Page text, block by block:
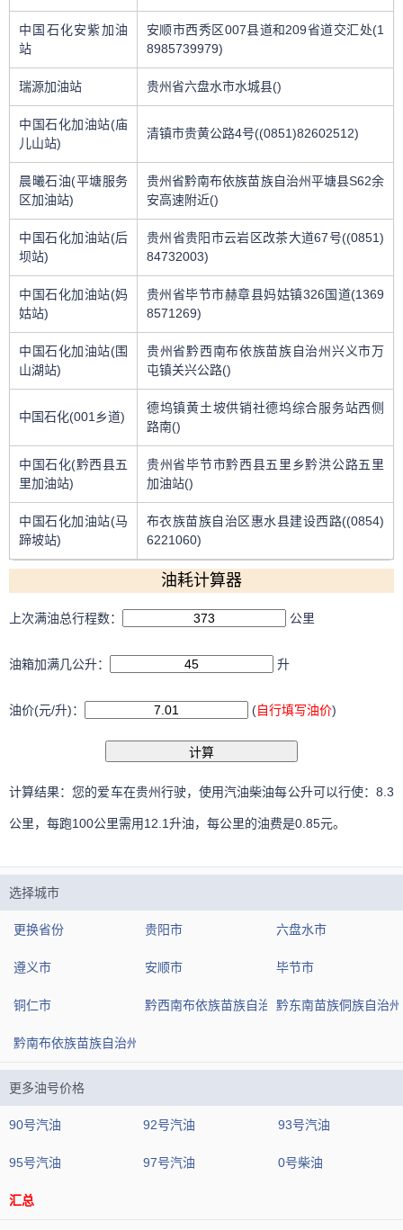
中国石化安紫加油
站
安顺市西秀区007县道和209省道交汇处(1
8985739979)
瑞源加油站 贵州省六盘水市水城县()
中国石化加油站(庙
儿山站)
清镇市贵黄公路4号((0851)82602512)
晨曦石油(平塘服务
区加油站)
贵州省黔南布依族苗族自治州平塘县S62余
安高速附近()
中国石化加油站(后
坝站)
贵州省贵阳市云岩区改茶大道67号((0851)
84732003)
中国石化加油站(妈
姑站)
贵州省毕节市赫章县妈姑镇326国道(1369
8571269)
中国石化加油站(围
山湖站)
贵州省黔西南布依族苗族自治州兴义市万
屯镇关兴公路()
中国石化(001乡道)
德坞镇黄土坡供销社德坞综合服务站西侧
路南()
中国石化(黔西县五
里加油站)
贵州省毕节市黔西县五里乡黔洪公路五里
加油站()
中国石化加油站(马
蹄坡站)
布衣族苗族自治区惠水县建设西路((0854)
6221060)
油耗计算器
上次满油总行程数： 公里
油箱加满几公升： 升
油价(元/升)： (自行填写油价)
计算结果：您的爱车在贵州行驶，使用汽油柴油每公升可以行使： 8.3
公里，每跑100公里需用12.1升油，每公里的油费是0.85元。
选择城市
更换省份 贵阳市 六盘水市
遵义市 安顺市 毕节市
铜仁市 黔西南布依族苗族自治州黔东南苗族侗族自治州
黔南布依族苗族自治州
更多油号价格
90号汽油 92号汽油 93号汽油
95号汽油 97号汽油 0号柴油
汇总